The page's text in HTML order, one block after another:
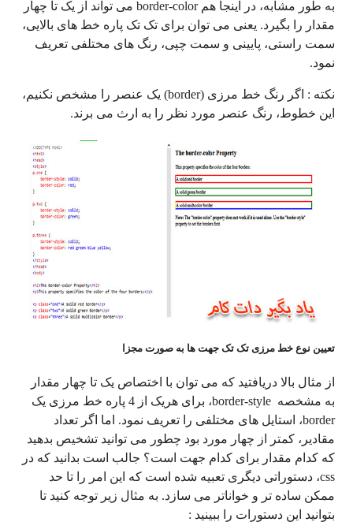
به طور مشابه، در اینجا هم border-color می تواند از یک تا چهار
مقدار را بگیرد. یعنی می توان برای تک تک پاره خط های بالایی،
سمت راستی، پایینی و سمت چپی، رنگ های مختلفی تعریف
نمود.
نکته : اگر رنگ خط مرزی (border) یک عنصر را مشخص نکنیم،
این خطوط، رنگ عنصر مورد نظر را به ارث می برند.
تعیین نوع خط مرزی تک تک جهت ها به صورت مجزا
از مثال بالا دریافتید که می توان با اختصاص یک تا چهار مقدار
به مشخصه border-style، برای هریک از 4 پاره خط مرزی یک
border، استایل های مختلفی را تعریف نمود. اما اگر تعداد
مقادیر، کمتر از چهار مورد بود چطور می توانید تشخیص بدهید
که کدام مقدار برای کدام جهت است؟ جالب است بدانید که در
css، دستوراتی دیگری تعبیه شده است که این امر را تا حد
ممکن ساده تر و خواناتر می سازد. به مثال زیر توجه کنید تا
بتوانید این دستورات را ببینید :